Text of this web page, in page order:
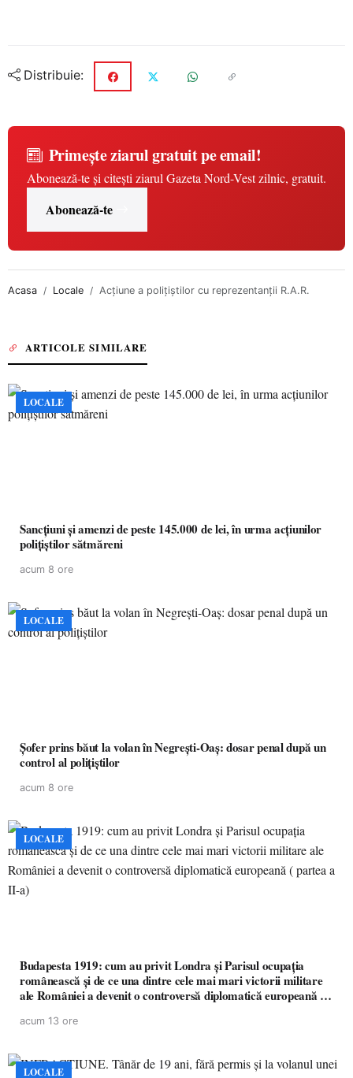
Distribuie:
Primește ziarul gratuit pe email!
Abonează-te și citești ziarul Gazeta Nord-Vest zilnic, gratuit.
Abonează-te
Acasa Locale Acțiune a polițiștilor cu reprezentanții R.A.R.
ARTICOLE SIMILARE
LOCALE
Sancțiuni și amenzi de peste 145.000 de lei, în urma acțiunilor
polițiștilor sătmăreni
acum 8 ore
LOCALE
Șofer prins băut la volan în Negrești-Oaș: dosar penal după un
control al polițiștilor
acum 8 ore
LOCALE
Budapesta 1919: cum au privit Londra și Parisul ocupația
românească și de ce una dintre cele mai mari victorii militare
ale României a devenit o controversă diplomatică europeană (
acum 13 ore
LOCALE